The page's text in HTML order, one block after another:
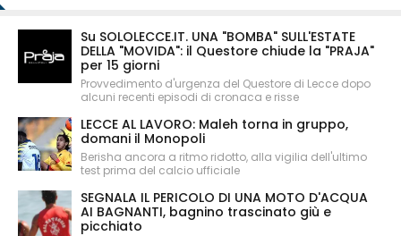
Su SOLOLECCE.IT. UNA "BOMBA" SULL'ESTATE
DELLA "MOVIDA": il Questore chiude la "PRAJA"
per 15 giorni
Provvedimento d'urgenza del Questore di Lecce dopo
alcuni recenti episodi di cronaca e risse
LECCE AL LAVORO: Maleh torna in gruppo,
domani il Monopoli
Berisha ancora a ritmo ridotto, alla vigilia dell'ultimo
test prima del calcio ufficiale
SEGNALA IL PERICOLO DI UNA MOTO D'ACQUA
AI BAGNANTI, bagnino trascinato giù e
picchiato